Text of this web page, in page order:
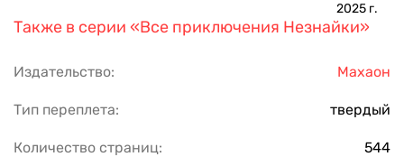
2025 г.
Также в серии «Все приключения Незнайки»
Издательство: Махаон
Тип переплета: твердый
Количество страниц: 544